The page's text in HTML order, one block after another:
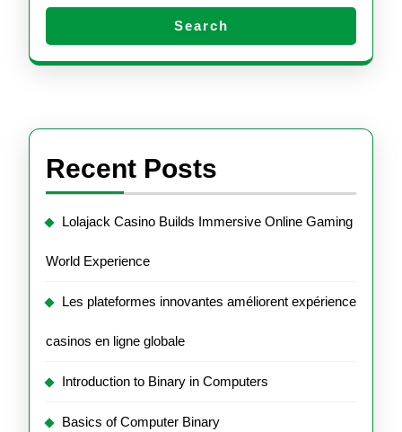
Search
Recent Posts
Lolajack Casino Builds Immersive Online Gaming
World Experience
Les plateformes innovantes améliorent expérience
casinos en ligne globale
Introduction to Binary in Computers
Basics of Computer Binary